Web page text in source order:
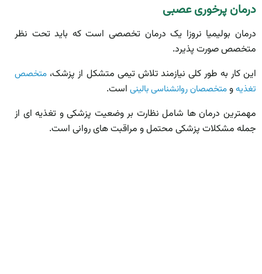
درمان پرخوری عصبی
درمان بولیمیا نروزا یک درمان تخصصی است که باید تحت نظر
متخصص صورت پذیرد.
این کار به طور کلی نیازمند تلاش تیمی متشکل از پزشک، متخصص
تغذیهومتخصصان روانشناسی بالینی است.
مهمترین درمان ­ها شامل نظارت بر وضعیت پزشکی و تغذیه ­ای از
جمله مشکلات پزشکی محتمل و مراقبت­ های روانی است.